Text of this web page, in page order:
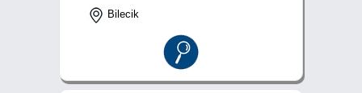
Bilecik